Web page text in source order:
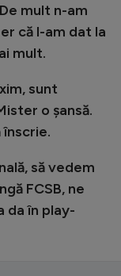
mult n-am
că l-am dat la
mult.
sunt
o șansă.
înscrie.
să vedem
FCSB, ne
da în play-